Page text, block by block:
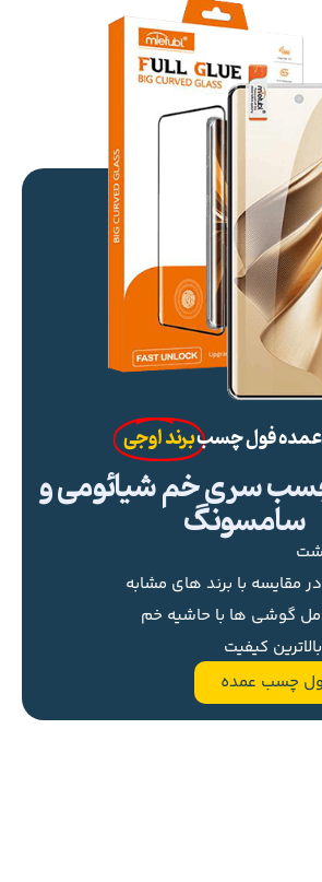
فول چسببرند اوجی
سری خم شیائومی و
سامسونگ
مقایسه با برند های مشابه
گوشی ها با حاشیه خم
چسب عمده